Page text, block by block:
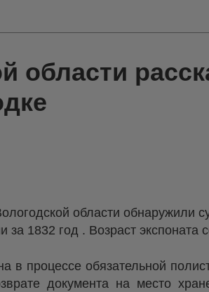
области
области обнаружили
за 1832 год . Возраст экспоната
в процессе обязательной
документа на место